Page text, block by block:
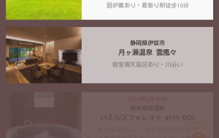
囲炉裏あり・最寄り駅徒歩10分
静岡県伊豆市
月ヶ瀬温泉 雲風々
客室露天風呂あり・川沿い
栃木県那須町
ハミルズフォレスト with DOG